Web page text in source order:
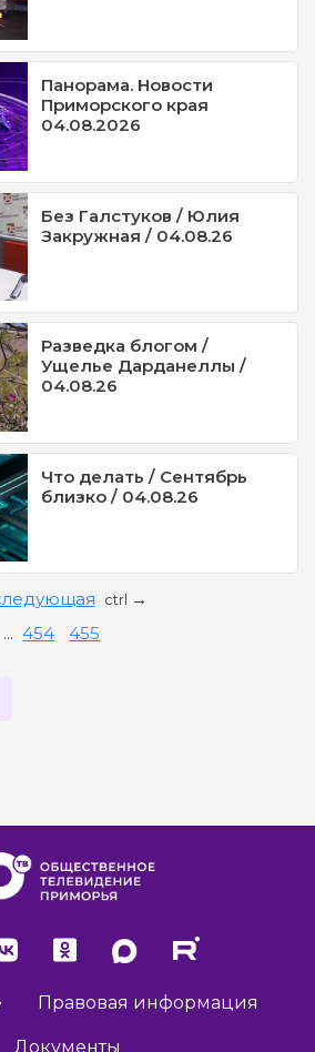
Панорама. Новости
Приморского края
04.08.2026
Без Галстуков / Юлия
Закружная / 04.08.26
Разведка блогом /
Ущелье Дарданеллы /
04.08.26
Что делать / Сентябрь
близко / 04.08.26
ctrl →
... 454 455
Правовая информация
Документы